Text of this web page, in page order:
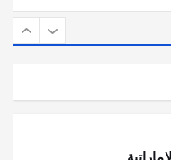
عملية التعداد السكاني في11 من الشهر